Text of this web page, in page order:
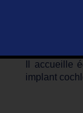
Le CRCSI
une
Il accueille
implant